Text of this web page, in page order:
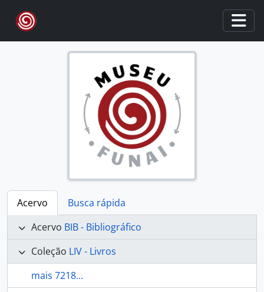
Skip to main content
Acervo
Busca rápida
Acervo BIB - Bibliográfico
Coleção LIV - Livros
mais 7218...